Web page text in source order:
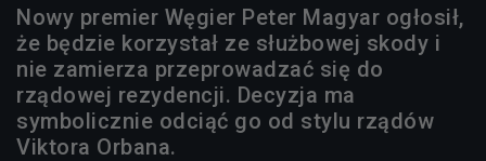
Nowy premier Węgier Peter Magyar ogłosił,
że będzie korzystał ze służbowej skody i
nie zamierza przeprowadzać się do
rządowej rezydencji. Decyzja ma
symbolicznie odciąć go od stylu rządów
Viktora Orbana.